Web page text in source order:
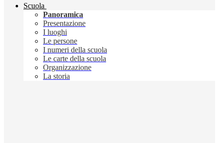
Scuola
Panoramica
Presentazione
I luoghi
Le persone
I numeri della scuola
Le carte della scuola
Organizzazione
La storia